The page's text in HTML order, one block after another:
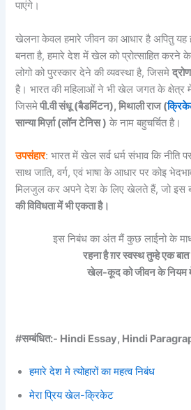
पाएंगे।
खेलना केवल हमारे जीवन का आधार है अपितु यह
बनता है, हमारे देश में खेल को प्रोत्साहित करने
लोगो को पुरस्कार देने की व्यवस्था है, जिसमे
है। भारत की महिलाओं ने भी खेल जगत के क्षेत्र
जिसमेपी.वी संधू (बैडमिंटन), मिथाली राज (
सान्या मिर्ज़ा (लॉन टेनिस ) के नाम बहुचर्चित है।
उपसंहार: भारत में खेल सर्व धर्म संभाव कि नीति
साथ जाति, वर्ग, एवं भाषा के आधार पर कोइ
मिलजुल कर अपने देश के लिए खेलते हैं, जो इस
की विविधता में भी एकता है।
इस निबंध का अंत मैं कुछ लाईनो के
रहना है ग़र स्वस्थ तुम्हे एक बात
खेल-कूद को जीवन के नियम में
#सम्बंधित:- Hindi Essay, Hindi
हमारे देश मे त्योहारों का महत्व निबंध
मेरा प्रिय खेल-क्रिकेट